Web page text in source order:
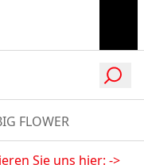
FLOWER
Sie uns hier: ->